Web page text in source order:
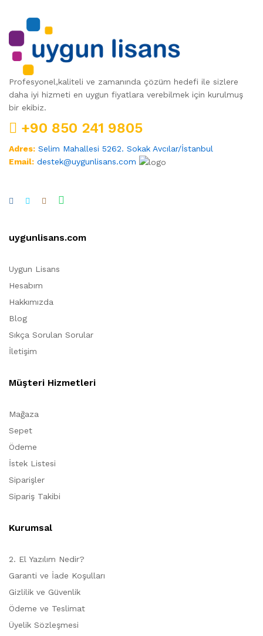
Profesyonel,kaliteli ve zamanında çözüm hedefi ile sizlere
daha iyi hizmeti en uygun fiyatlara verebilmek için kurulmuş
bir ekibiz.
+90 850 241 9805
Adres: Selim Mahallesi 5262. Sokak Avcılar/İstanbul
Email: destek@uygunlisans.com
uygunlisans.com
Uygun Lisans
Hesabım
Hakkımızda
Blog
Sıkça Sorulan Sorular
İletişim
Müşteri Hizmetleri
Mağaza
Sepet
Ödeme
İstek Listesi
Siparişler
Sipariş Takibi
Kurumsal
2. El Yazılım Nedir?
Garanti ve İade Koşulları
Gizlilik ve Güvenlik
Ödeme ve Teslimat
Üyelik Sözleşmesi